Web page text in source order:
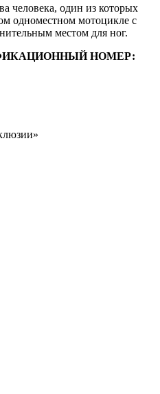
человека, один из которых
одноместном мотоцикле с
местом для ног.
НОМЕР: